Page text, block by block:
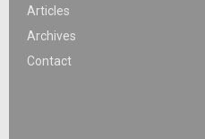
Articles
Archives
Contact